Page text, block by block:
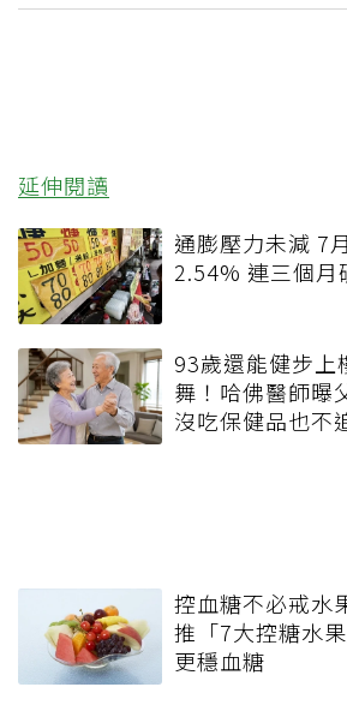
延伸閱讀
通膨壓力未減 7
2.54% 連三個月
93歲還能健步上
舞！哈佛醫師曝
沒吃保健品也不
控血糖不必戒水
推「7大控糖水
更穩血糖